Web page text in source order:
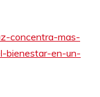
concentra-mas-
bienestar-en-un-